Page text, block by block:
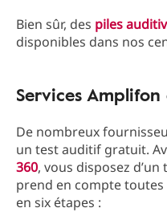
Bien sûr, des piles
disponibles dans nos
Services
De nombreux
un test auditif gratuit.
360, vous disposez
prend en compte toutes
en six étapes :